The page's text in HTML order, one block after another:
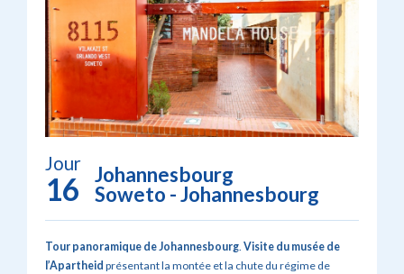
Jour
16
Johannesbourg
Soweto - Johannesbourg
Tour panoramique de Johannesbourg. Visite du musée de
l’Apartheid présentant la montée et la chute du régime de